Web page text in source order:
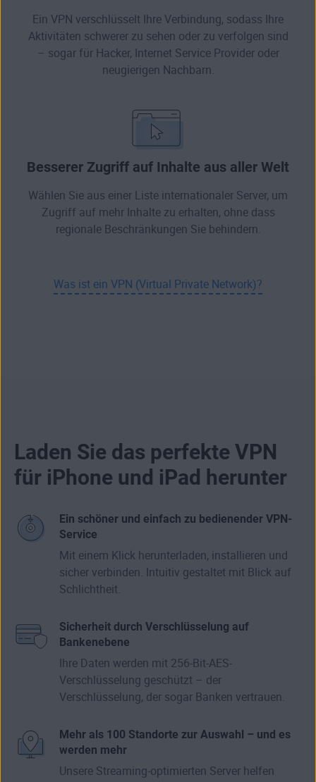
Ein VPN verschlüsselt Ihre Verbindung, sodass Ihre
Aktivitäten schwerer zu sehen oder zu verfolgen sind
– sogar für Hacker, Internet Service Provider oder
neugierigen Nachbarn.
Besserer Zugriff auf Inhalte aus aller Welt
Wählen Sie aus einer Liste internationaler Server, um
Zugriff auf mehr Inhalte zu erhalten, ohne dass
regionale Beschränkungen Sie behindern.
Was ist ein VPN (Virtual Private Network)?
Laden Sie das perfekte VPN
für iPhone und iPad herunter
Ein schöner und einfach zu bedienender VPN-
Service
Mit einem Klick herunterladen, installieren und
sicher verbinden. Intuitiv gestaltet mit Blick auf
Schlichtheit.
Sicherheit durch Verschlüsselung auf
Bankenebene
Ihre Daten werden mit 256-Bit-AES-
Verschlüsselung geschützt – der
Verschlüsselung, der sogar Banken vertrauen.
Mehr als 100 Standorte zur Auswahl – und es
werden mehr
Unsere Streaming-optimierten Server helfen